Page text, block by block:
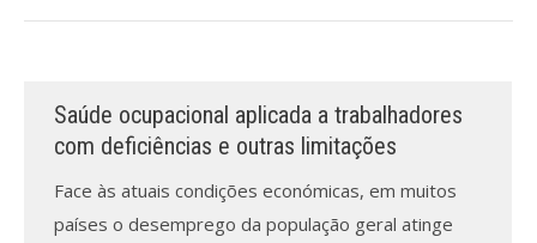
Processo de submissão
Formação Profissional
Saúde ocupacional aplicada a trabalhadores
com deficiências e outras limitações
Face às atuais condições económicas, em muitos
países o desemprego da população geral atinge